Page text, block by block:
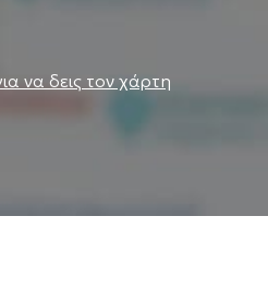
να δεις τον χάρτη